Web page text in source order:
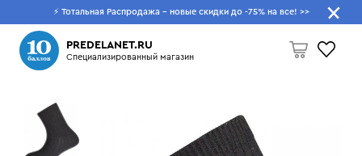
⚡ Тотальная Распродажа - новые скидки до -75% на все! >>
PREDELANET.RU
Специализированный магазин
Пусто
Что будем искать?